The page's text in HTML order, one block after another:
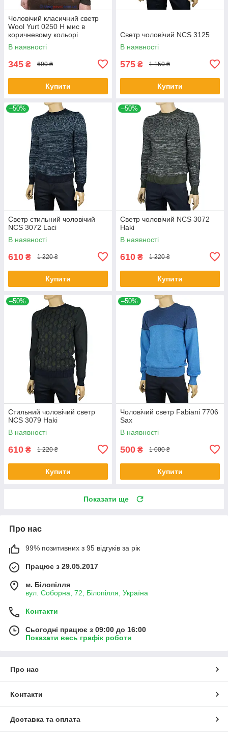
Чоловічий класичний светр
Wool Yurt 0250 Н мис в
коричневому кольорі
В наявності
345 ₴ 690 ₴
Купити
Светр чоловічий NCS 3125
В наявності
575 ₴ 1 150 ₴
Купити
–50%
Светр стильний чоловічий
NCS 3072 Laci
В наявності
610 ₴ 1 220 ₴
Купити
–50%
Светр чоловічий NCS 3072
Haki
В наявності
610 ₴ 1 220 ₴
Купити
–50%
Стильний чоловічий светр
NCS 3079 Haki
В наявності
610 ₴ 1 220 ₴
Купити
–50%
Чоловічий светр Fabiani 7706
Sax
В наявності
500 ₴ 1 000 ₴
Купити
Показати ще
Про нас
99% позитивних з 95 відгуків за рік
Працює з 29.05.2017
м. Білопілля
вул. Соборна, 72, Білопілля, Україна
Контакти
Сьогодні працює з 09:00 до 16:00
Показати весь графік роботи
Про нас
Контакти
Доставка та оплата